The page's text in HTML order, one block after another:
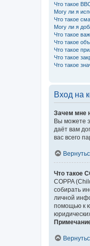
Что такое
Могу ли я
Что такое
Могу ли я
Что такое
Что такое
Что такое
Что такое
Что такое
Вход на
Зачем мне
Вы можете
даёт вам
вас всего
Что такое
COPPA
собирать
личной
помощью к